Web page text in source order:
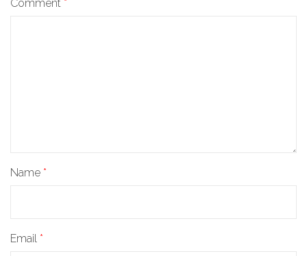
Comment *
Name *
Email *